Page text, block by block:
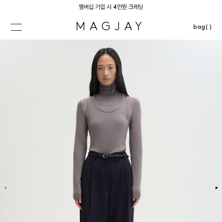
멤버십 가입 시 4만원 크레딧
MAGJAY bag( )